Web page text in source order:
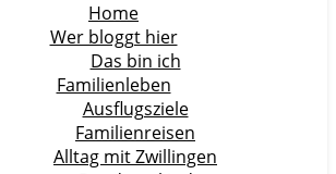
Home
Wer bloggt hier
Das bin ich
Familienleben
Ausflugsziele
Familienreisen
Alltag mit Zwillingen